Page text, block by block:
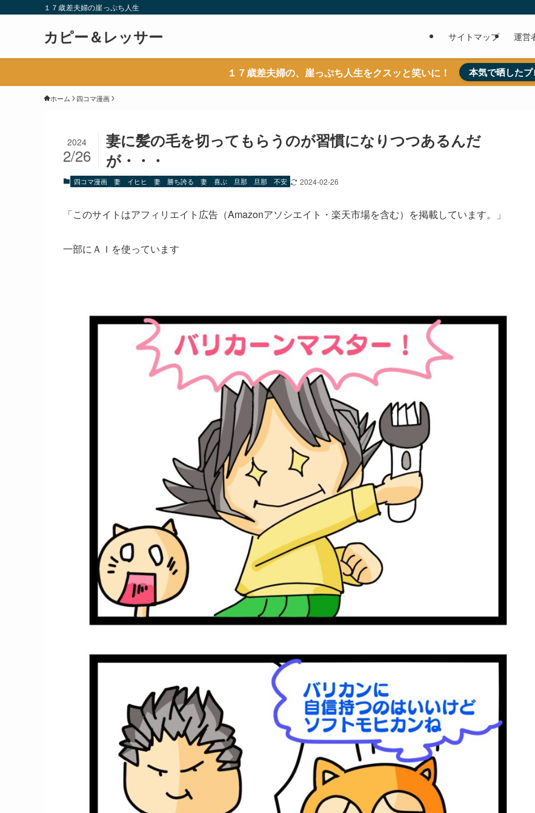
１７歳差夫婦の崖っぷち人生
カピー＆レッサー サイトマップ 運営
１７歳差夫婦の、崖っぷち人生をクスッと笑いに！ 本気で晒した
ホーム 四コマ漫画
妻に髪の毛を切ってもらうのが習慣になりつつあるんだ
が・・・
2024
2/26
四コマ漫画 妻 イヒヒ 妻 勝ち誇る 妻 喜ぶ 旦那 旦那 不安 2024-02-26
「このサイトはアフィリエイト広告（Amazonアソシエイト・楽天市場を含む）を掲載しています。」
一部にＡＩを使っています